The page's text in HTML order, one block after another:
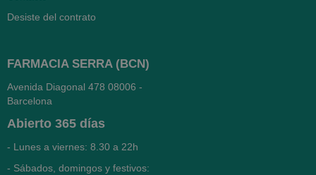
Desiste del contrato
FARMACIA SERRA (BCN)
Avenida Diagonal 478 08006 -
Barcelona
Abierto 365 días
- Lunes a viernes: 8.30 a 22h
- Sábados, domingos y festivos: